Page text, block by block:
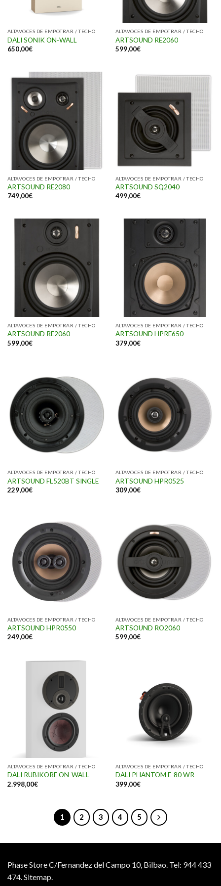
ALTAVOCES DE EMPOTRAR / TECHO
DALI SONIK ON-WALL
650,00€
ALTAVOCES DE EMPOTRAR / TECHO
ARTSOUND RE2060
599,00€
ALTAVOCES DE EMPOTRAR / TECHO
ARTSOUND RE2080
749,00€
ALTAVOCES DE EMPOTRAR / TECHO
ARTSOUND SQ2040
499,00€
ALTAVOCES DE EMPOTRAR / TECHO
ARTSOUND RE2060
599,00€
ALTAVOCES DE EMPOTRAR / TECHO
ARTSOUND HPRE650
379,00€
ALTAVOCES DE EMPOTRAR / TECHO
ARTSOUND FL520BT SINGLE
229,00€
ALTAVOCES DE EMPOTRAR / TECHO
ARTSOUND HPR0525
309,00€
ALTAVOCES DE EMPOTRAR / TECHO
ARTSOUND HPR0550
249,00€
ALTAVOCES DE EMPOTRAR / TECHO
ARTSOUND RO2060
599,00€
ALTAVOCES DE EMPOTRAR / TECHO
DALI RUBIKORE ON-WALL
2.998,00€
ALTAVOCES DE EMPOTRAR / TECHO
DALI PHANTOM E-80 WR
399,00€
1 2 3 4 5
Phase Store C/Fernandez del Campo 10, Bilbao. Tel: 944 433
474.Sitemap.